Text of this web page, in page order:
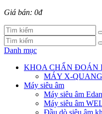
Giá bán: 0đ
Danh mục
KHOA CHẨN ĐOÁN
MÁY X-QUANG
Máy siêu âm
Máy siêu âm Edan
Máy siêu âm
Đầu dò siêu âm